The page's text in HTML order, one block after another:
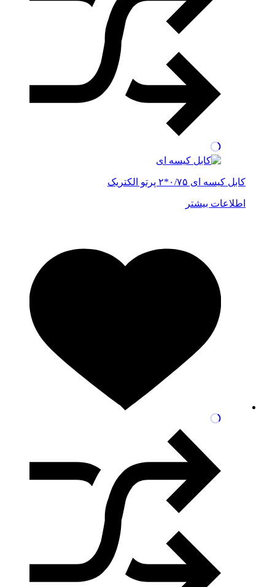
کابل کیسه ای ۰/۷۵*۲ پرتو الکتریک
اطلاعات بیشتر